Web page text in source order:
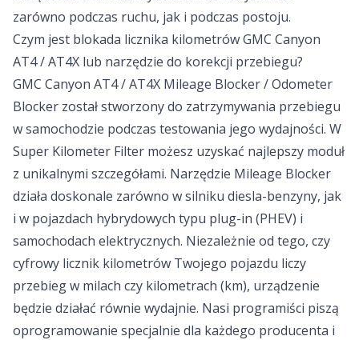
zarówno podczas ruchu, jak i podczas postoju.
Czym jest blokada licznika kilometrów GMC Canyon
AT4 / AT4X lub narzędzie do korekcji przebiegu?
GMC Canyon AT4 / AT4X Mileage Blocker / Odometer
Blocker został stworzony do zatrzymywania przebiegu
w samochodzie podczas testowania jego wydajności. W
Super Kilometer Filter możesz uzyskać najlepszy moduł
z unikalnymi szczegółami. Narzędzie Mileage Blocker
działa doskonale zarówno w silniku diesla-benzyny, jak
i w pojazdach hybrydowych typu plug-in (PHEV) i
samochodach elektrycznych. Niezależnie od tego, czy
cyfrowy licznik kilometrów Twojego pojazdu liczy
przebieg w milach czy kilometrach (km), urządzenie
będzie działać równie wydajnie. Nasi programiści piszą
oprogramowanie specjalnie dla każdego producenta i